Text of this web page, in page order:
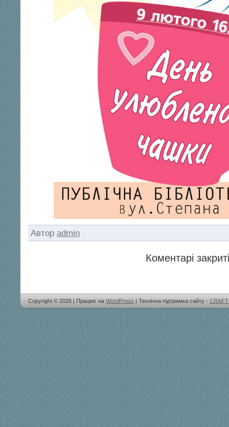
Автор admin
Коментарі
Copyright © 2026 | Працює на WordPress | Технічна підтримка сайту -